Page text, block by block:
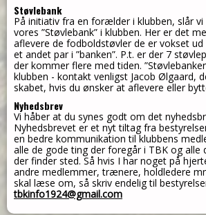
Støvlebank
På initiativ fra en forælder i klubben, slår
vores ”Støvlebank” i klubben. Her er det
aflevere de fodboldstøvler de er vokset
et andet par i ”banken”. P.t. er der 7
der kommer flere med tiden.
klubben - kontakt venligst Jacob Ølgaard,
skabet, hvis du ønsker at aflevere eller
Nyhedsbrev
Vi håber at du synes godt om det
Nyhedsbrevet er et nyt tiltag fra
en bedre kommunikation til klubbens
alle de gode ting der foregår i TBK og alle
der finder sted. Så hvis I har noget på
andre medlemmer, trænere, holdledere
skal læse om, så skriv endelig til
tbkinfo1924@gmail.com